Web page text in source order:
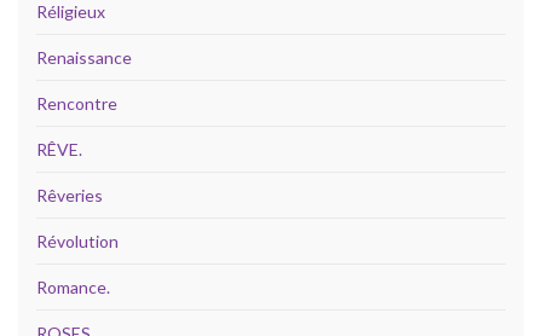
Réligieux
Renaissance
Rencontre
RÊVE.
Rêveries
Révolution
Romance.